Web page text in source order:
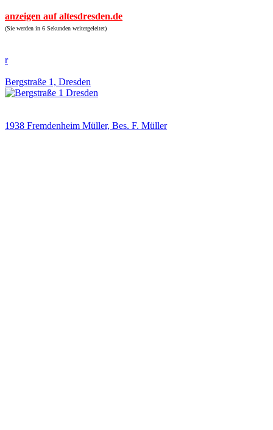
anzeigen auf altesdresden.de
(Sie werden in 6 Sekunden weitergeleitet)
r
Bergstraße 1, Dresden
1938 Fremdenheim Müller, Bes. F. Müller